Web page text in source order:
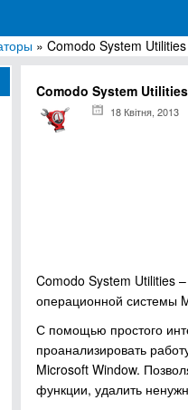
программ для Windows
» Comodo System Utilities
Comodo System Utilities
18 Квітня, 2013
Comodo System Utilities
операционной системы
С помощью простого
проанализировать
Microsoft Window.
функции, удалить